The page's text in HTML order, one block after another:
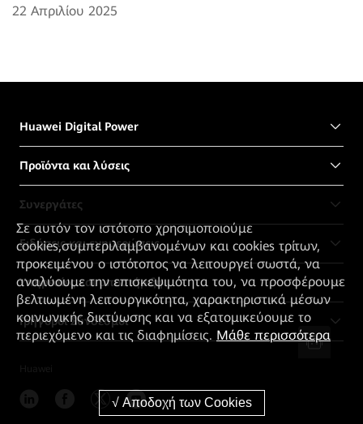
22 Απριλίου 2025
Huawei Digital Power
Προϊόντα και λύσεις
Συνεργάτες
Ειδήσεις και ενημερώσεις
Υπηρεσίες και υποστήριξη
Γρήγοροι Σύνδεσμοι
Σε αυτόν τον ιστότοπο χρησιμοποιούμε
cookies,συμπεριλαμβανομένων και cookies τρίτων,
προκειμένου ο ιστότοπος να λειτουργεί σωστά, να
αναλύουμε την επισκεψιμότητα του, να προσφέρουμε
βελτιωμένη λειτουργικότητα, χαρακτηριστικά μέσων
κοινωνικής δικτύωσης και να εξατομικεύουμε το
περιεχόμενο και τις διαφημίσεις. Μάθε περισσότερα